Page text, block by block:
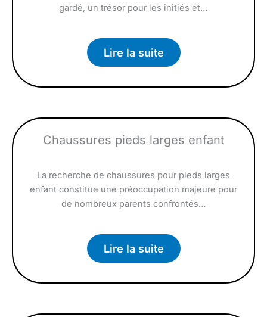
gardé, un trésor pour les initiés et…
Lire la suite
Chaussures pieds larges enfant
La recherche de chaussures pour pieds larges
enfant constitue une préoccupation majeure pour
de nombreux parents confrontés…
Lire la suite